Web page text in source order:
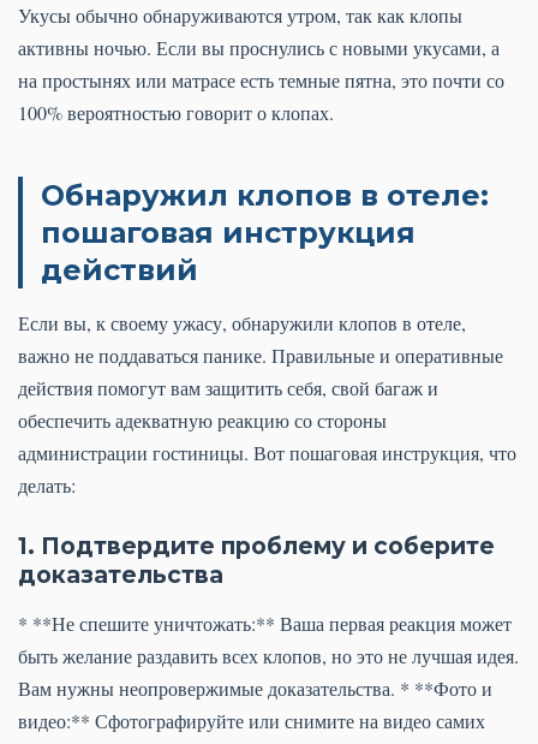
Укусы обычно обнаруживаются утром, так как клопы
активны ночью. Если вы проснулись с новыми укусами, а
на простынях или матрасе есть темные пятна, это почти со
100% вероятностью говорит о клопах.
Обнаружил клопов в отеле:
пошаговая инструкция
действий
Если вы, к своему ужасу, обнаружили клопов в отеле,
важно не поддаваться панике. Правильные и оперативные
действия помогут вам защитить себя, свой багаж и
обеспечить адекватную реакцию со стороны
администрации гостиницы. Вот пошаговая инструкция, что
делать:
1. Подтвердите проблему и соберите
доказательства
* **Не спешите уничтожать:** Ваша первая реакция может
быть желание раздавить всех клопов, но это не лучшая идея.
Вам нужны неопровержимые доказательства. * **Фото и
видео:** Сфотографируйте или снимите на видео самих